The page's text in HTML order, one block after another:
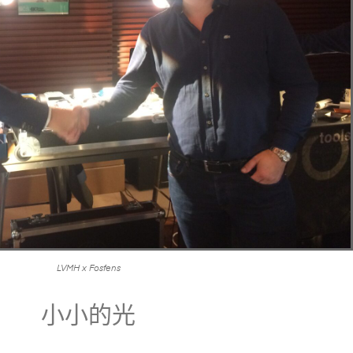
LVMH x Fosfens
小小的光